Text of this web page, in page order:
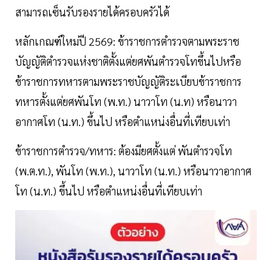
สามารถเซ็นรับรองรายได้ครอบครัวได้
หลักเกณฑ์ใหม่ปี 2569: ข้าราชการตำรวจตามพระราช
บัญญัติตำรวจแห่งชาติตั้งแต่ยศพันตำรวจโทขึ้นไปหรือ
ข้าราชการทหารตามพระราชบัญญัติระเบียบข้าราชการ
ทหารตั้งแต่ยศพันโท (พ.ท.) นาวาโท (น.ท) หรือนาวา
อากาศโท (น.ท.) ขึ้นไป หรือตำแหน่งอื่นที่เทียบเท่า
ข้าราชการตำรวจ/ทหาร: ต้องมียศตั้งแต่ พันตำรวจโท
(พ.ต.ท.), พันโท (พ.ท.), นาวาโท (น.ท.) หรือนาวาอากาศ
โท (น.ท.) ขึ้นไป หรือตำแหน่งอื่นที่เทียบเท่า